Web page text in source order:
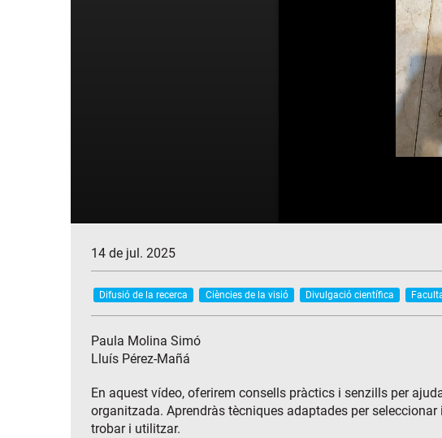
14 de jul. 2025
Difusió de la recerca Ciències de la visió Divulgació científica
Paula Molina Simó
Lluís Pérez-Mañá
En aquest vídeo, oferirem consells pràctics i senzills per
organitzada. Aprendràs tècniques adaptades per
trobar i utilitzar.